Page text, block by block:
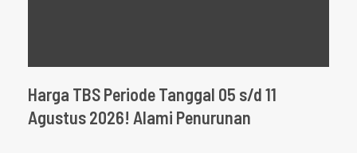
Harga TBS Periode Tanggal 05 s/d 11
Agustus 2026! Alami Penurunan